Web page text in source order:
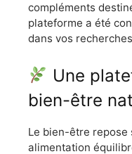
compléments
plateforme a été
dans vos
Une
bien-être
Le bien-être repose
alimentation